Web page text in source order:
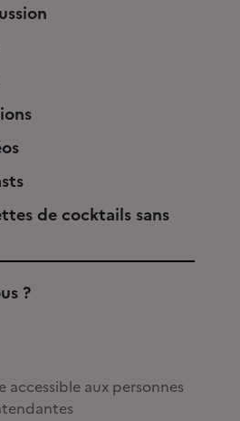
de cocktails sans
?
accessible aux personnes